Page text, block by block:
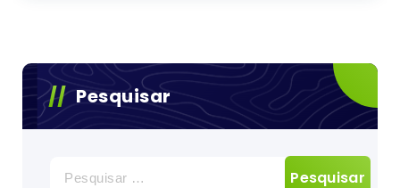
Pesquisar
por: